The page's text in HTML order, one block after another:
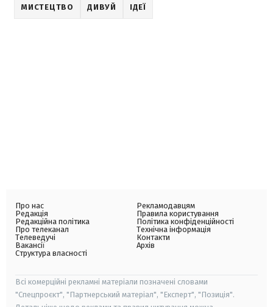
МИСТЕЦТВО ДИВУЙ ІДЕЇ
Про нас
Редакція
Редакційна політика
Про телеканал
Телеведучі
Вакансії
Структура власності
Рекламодавцям
Правила користування
Політика конфіденційності
Технічна інформація
Контакти
Архів
Всі комерційні рекламні матеріали позначені словами
"Спецпроєкт", "Партнерський матеріал", "Експерт", "Позиція".